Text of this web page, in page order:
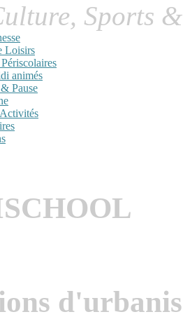
Sports
Loisirs
animés
Pause